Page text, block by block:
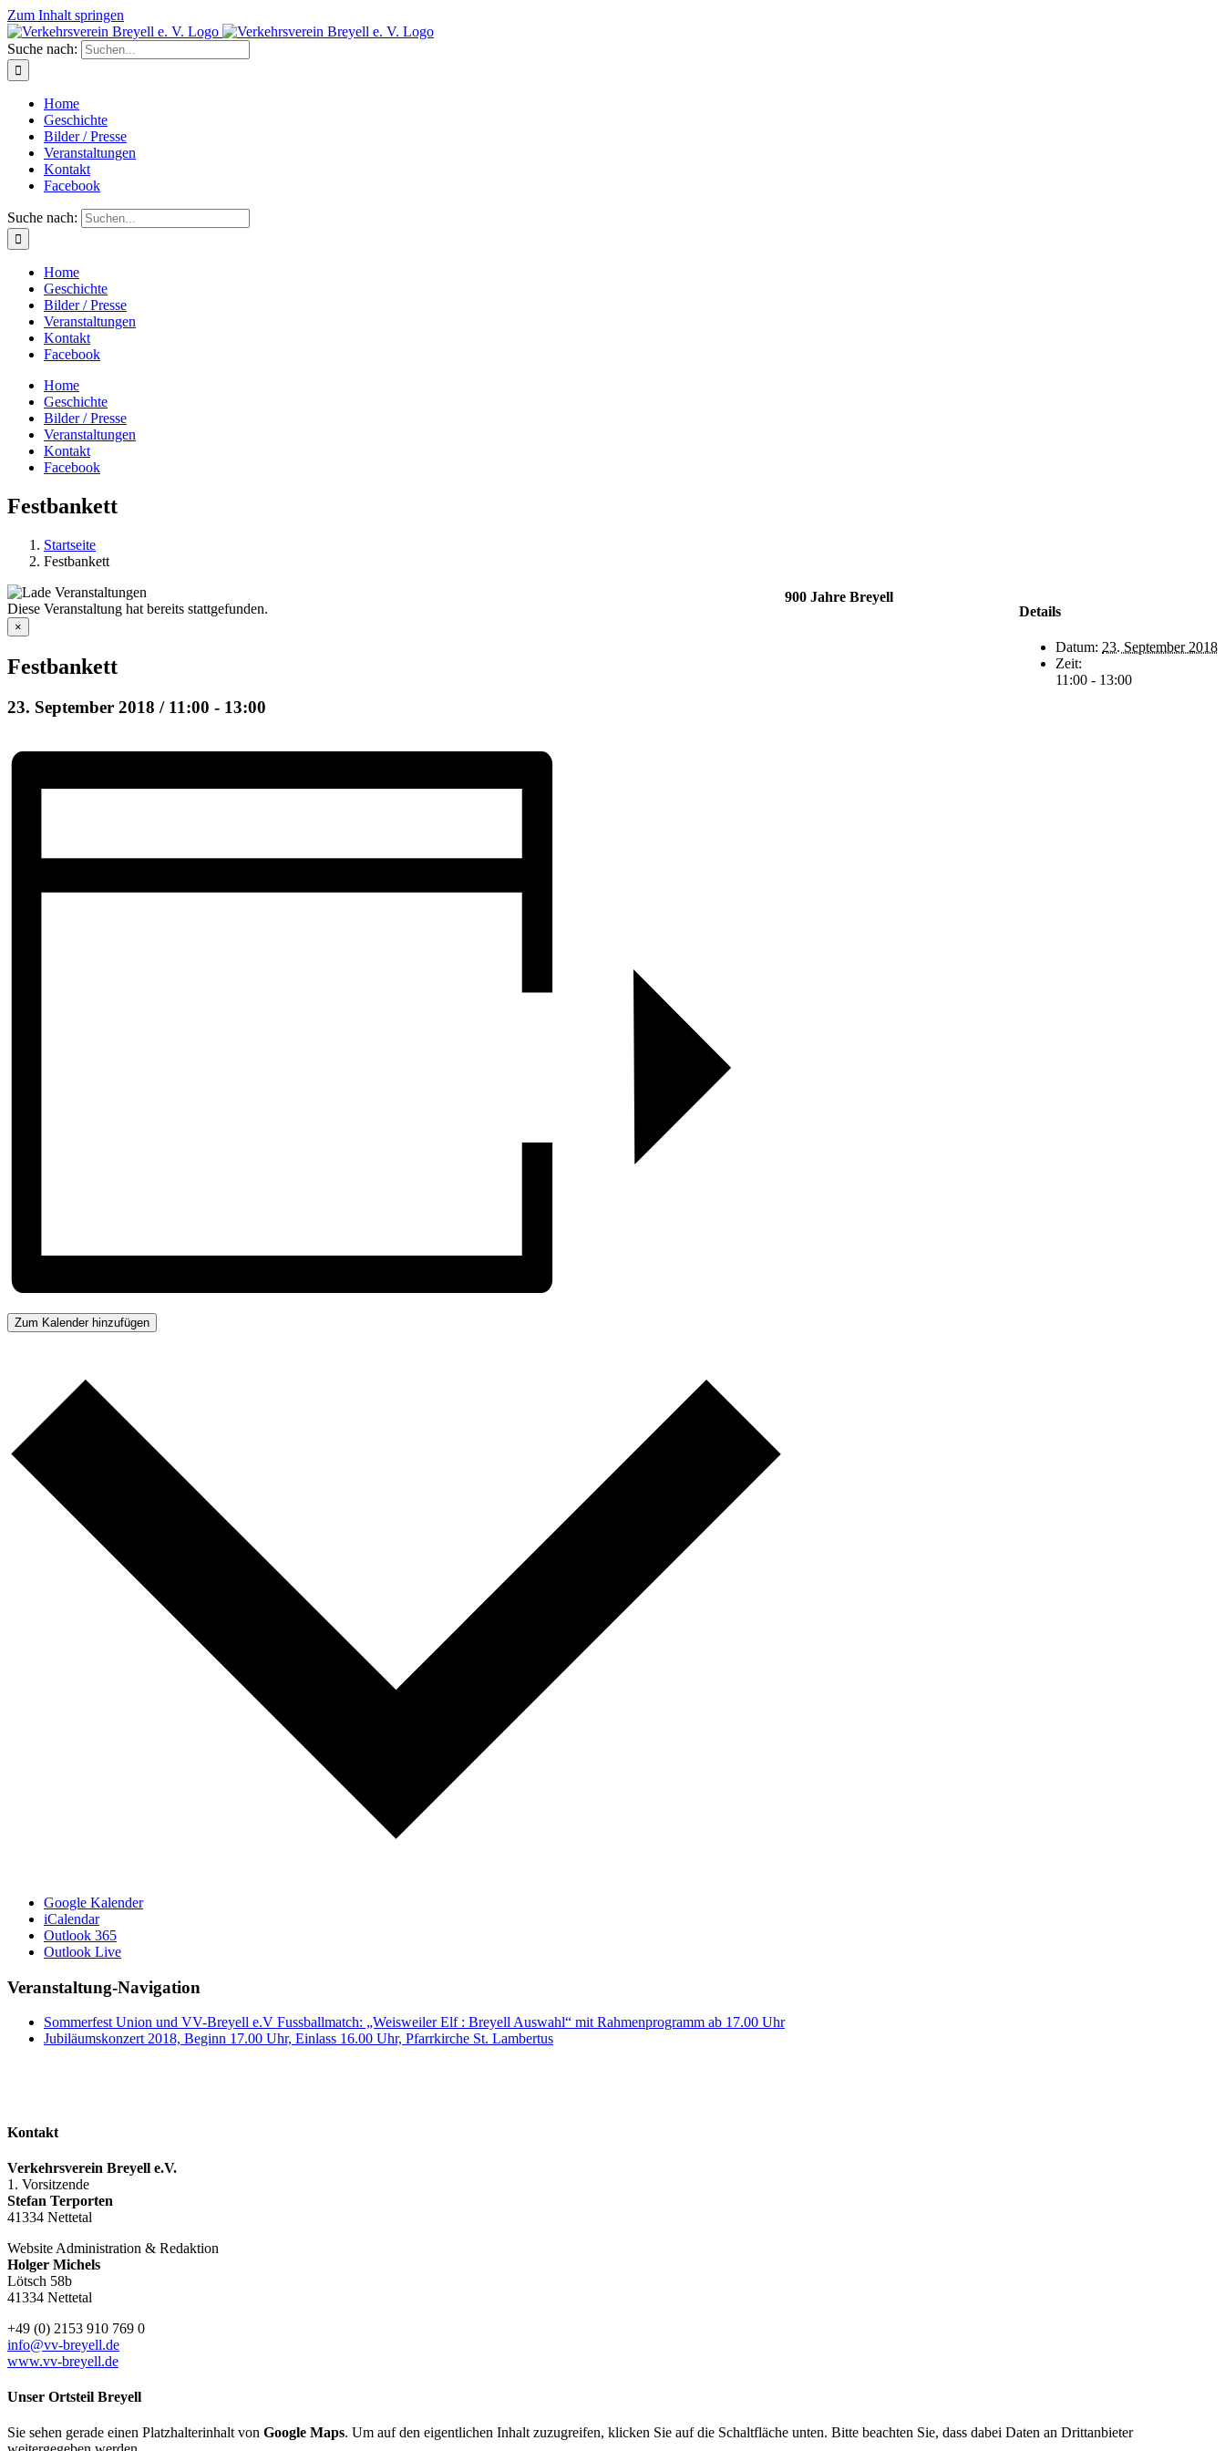
Zum Inhalt springen
Suche nach:
Home
Geschichte
Bilder / Presse
Veranstaltungen
Kontakt
Facebook
Suche nach:
Home
Geschichte
Bilder / Presse
Veranstaltungen
Kontakt
Facebook
Home
Geschichte
Bilder / Presse
Veranstaltungen
Kontakt
Facebook
Festbankett
Startseite
Festbankett
Diese Veranstaltung hat bereits stattgefunden.
×
Festbankett
23. September 2018 / 11:00 - 13:00
Zum Kalender hinzufügen
Google Kalender
iCalendar
Outlook 365
Outlook Live
Veranstaltung-Navigation
Sommerfest Union und VV-Breyell e.V Fussballmatch: „Weisweiler Elf : Breyell Auswahl“ mit Rahmenprogramm ab 17.00 Uhr
Jubiläumskonzert 2018, Beginn 17.00 Uhr, Einlass 16.00 Uhr, Pfarrkirche St. Lambertus
Details
Datum: 23. September 2018
Zeit:
11:00 - 13:00
900 Jahre Breyell
Kontakt
Verkehrsverein Breyell e.V.
1. Vorsitzende
Stefan Terporten
41334 Nettetal
Website Administration & Redaktion
Holger Michels
Lötsch 58b
41334 Nettetal
+49 (0) 2153 910 769 0
info@vv-breyell.de
www.vv-breyell.de
Unser Ortsteil Breyell
Sie sehen gerade einen Platzhalterinhalt von Google Maps. Um auf den eigentlichen Inhalt zuzugreifen, klicken Sie auf die Schaltfläche unten. Bitte beachten Sie, dass dabei Daten an Drittanbieter